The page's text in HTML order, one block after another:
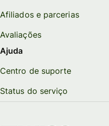
Afiliados e parcerias
Avaliações
Ajuda
Centro de suporte
Status do serviço